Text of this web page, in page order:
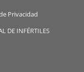
Privacidad
DE INFÉRTILES